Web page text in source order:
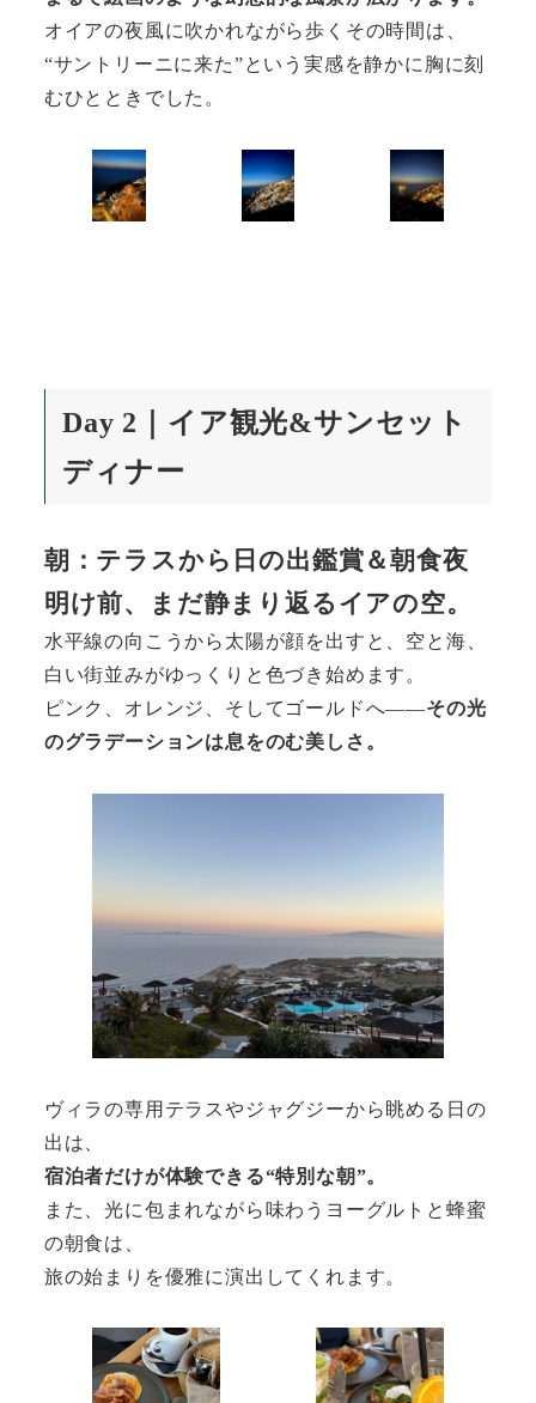
オイアの夜風に吹かれながら歩くその時間は、
“サントリーニに来た”という実感を静かに胸に刻
むひとときでした。
Day 2｜ イア観光&サンセット
ディナー
朝：テラスから日の出鑑賞＆朝食夜
明け前、まだ静まり返るイアの空。
水平線の向こうから太陽が顔を出すと、空と海、
白い街並みがゆっくりと色づき始めます。
ピンク、オレンジ、そしてゴールドへ——その光
のグラデーションは息をのむ美しさ。
ヴィラの専用テラスやジャグジーから眺める日の
出は、
宿泊者だけが体験できる“特別な朝”。
また、光に包まれながら味わうヨーグルトと蜂蜜
の朝食は、
旅の始まりを優雅に演出してくれます。